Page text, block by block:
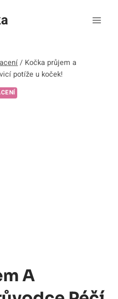
/ Kočka průjem a
potíže u koček!
A